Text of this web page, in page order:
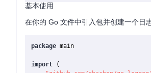
基本使用
在你的 Go 文件中引入包并创建一个日
package main
import (